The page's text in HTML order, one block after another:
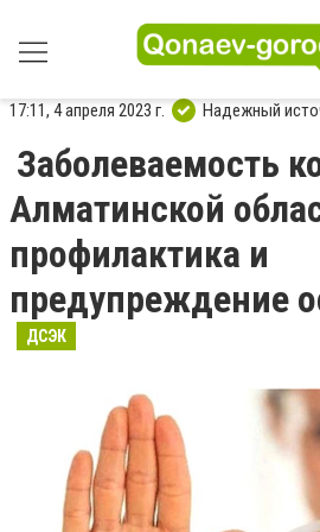
17:11, 4 апреля 2023 г. Надежный
Заболеваемость
Алматинской
профилактика и
предупреждение
ДСЭК